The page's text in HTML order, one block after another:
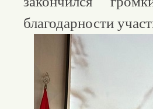
благодарности